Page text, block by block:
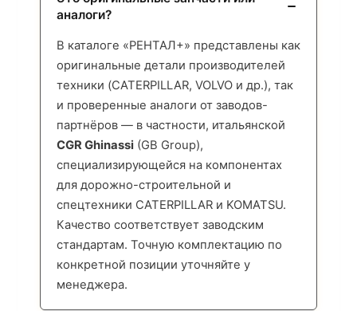
аналоги?
В каталоге «РЕНТАЛ+» представлены как
оригинальные детали производителей
техники (CATERPILLAR, VOLVO и др.), так
и проверенные аналоги от заводов-
партнёров — в частности, итальянской
CGR Ghinassi (GB Group),
специализирующейся на компонентах
для дорожно-строительной и
спецтехники CATERPILLAR и KOMATSU.
Качество соответствует заводским
стандартам. Точную комплектацию по
конкретной позиции уточняйте у
менеджера.